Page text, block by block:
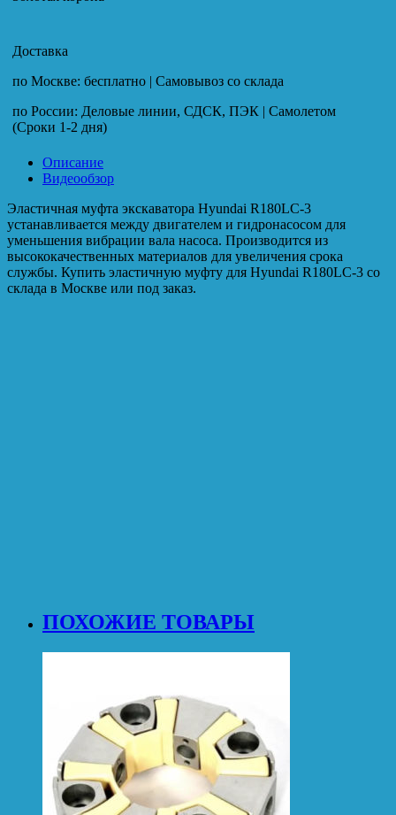
Доставка
по Москве: бесплатно | Самовывоз со склада
по России: Деловые линии, СДСК, ПЭК | Самолетом
(Сроки 1-2 дня)
Описание
Видеообзор
Эластичная муфта экскаватора Hyundai R180LC-3
устанавливается между двигателем и гидронасосом для
уменьшения вибрации вала насоса. Производится из
высококачественных материалов для увеличения срока
службы. Купить эластичную муфту для Hyundai R180LC-3 со
склада в Москве или под заказ.
ПОХОЖИЕ ТОВАРЫ